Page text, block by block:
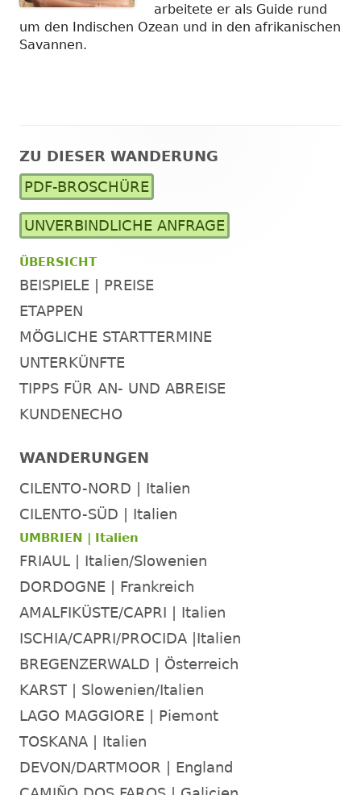
arbeitete er als Guide rund
um den Indischen Ozean und in den afrikanischen
Savannen.
Haupt-
Seitenleiste
ZU DIESER WANDERUNG
PDF-BROSCHÜRE
UNVERBINDLICHE ANFRAGE
ÜBERSICHT
BEISPIELE | PREISE
ETAPPEN
MÖGLICHE STARTTERMINE
UNTERKÜNFTE
TIPPS FÜR AN- UND ABREISE
KUNDENECHO
WANDERUNGEN
CILENTO-NORD | Italien
CILENTO-SÜD | Italien
UMBRIEN | Italien
FRIAUL | Italien/Slowenien
DORDOGNE | Frankreich
AMALFIKÜSTE/CAPRI | Italien
ISCHIA/CAPRI/PROCIDA |Italien
BREGENZERWALD | Österreich
KARST | Slowenien/Italien
LAGO MAGGIORE | Piemont
TOSKANA | Italien
DEVON/DARTMOOR | England